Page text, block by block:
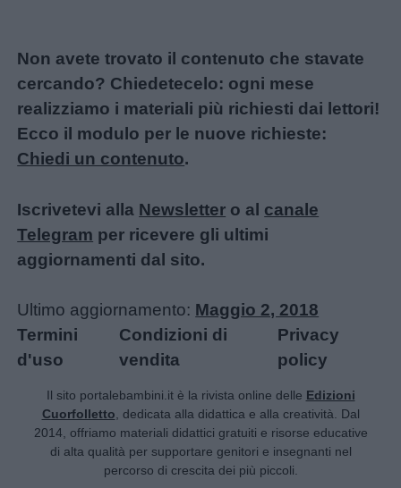
Non avete trovato il contenuto che stavate
cercando? Chiedetecelo: ogni mese
realizziamo i materiali più richiesti dai lettori!
Ecco il modulo per le nuove richieste:
Chiedi un contenuto.
Iscrivetevi alla Newsletter o al canale
Telegram per ricevere gli ultimi
aggiornamenti dal sito.
Ultimo aggiornamento: Maggio 2, 2018
Termini
d'uso
Condizioni di
vendita
Privacy
policy
Il sito portalebambini.it è la rivista online delle Edizioni
Cuorfolletto , dedicata alla didattica e alla creatività. Dal
2014, offriamo materiali didattici gratuiti e risorse educative
di alta qualità per supportare genitori e insegnanti nel
percorso di crescita dei più piccoli.